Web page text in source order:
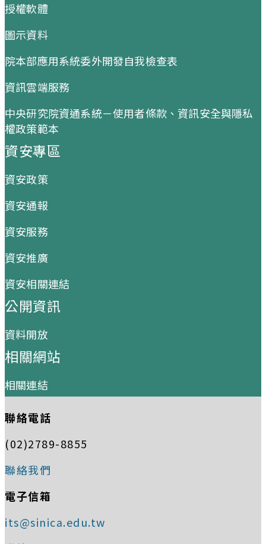
授權軟體
圖示資料
院本部應用系統委外開發自我檢查表
資訊雲端服務
中央研究院資通系統－使用者條款、資訊安全與隱私
權政策範本
資安專區
資安政策
資安通報
資安服務
資安推廣
資安相關連結
公開資訊
資料開放
相關網站
相關連結
聯絡電話
(02)2789-8855
聯絡我們
電子信箱
its@sinica.edu.tw